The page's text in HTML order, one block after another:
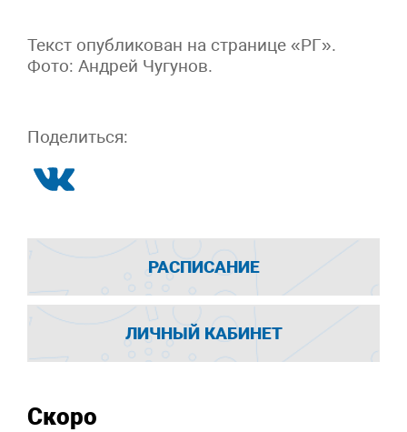
Текст опубликован на странице «РГ».
Фото: Андрей Чугунов.
Поделиться:
РАСПИСАНИЕ
ЛИЧНЫЙ КАБИНЕТ
Скоро